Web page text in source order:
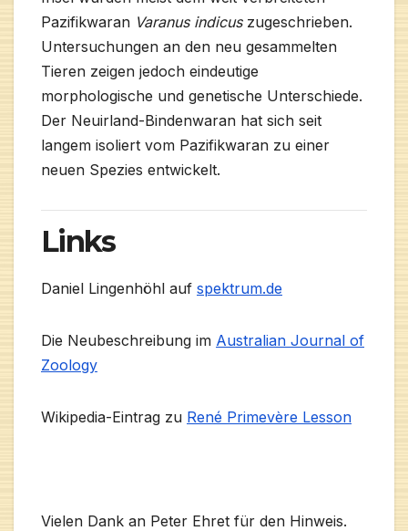
Pazifikwaran Varanus indicuszugeschrieben.
Untersuchungen an den neu gesammelten
Tieren zeigen jedoch eindeutige
morphologische und genetische Unterschiede.
Der Neuirland-Bindenwaran hat sich seit
langem isoliert vom Pazifikwaran zu einer
neuen Spezies entwickelt.
Links
Daniel Lingenhöhl auf spektrum.de
Die Neubeschreibung im Australian Journal of
Zoology
Wikipedia-Eintrag zu René Primevère Lesson
Vielen Dank an Peter Ehret für den Hinweis.